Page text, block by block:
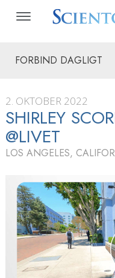
FORBIND DAGLIGT
2. OKTOBER 2022
SHIRLEY
@LIVET
LOS ANGELES,